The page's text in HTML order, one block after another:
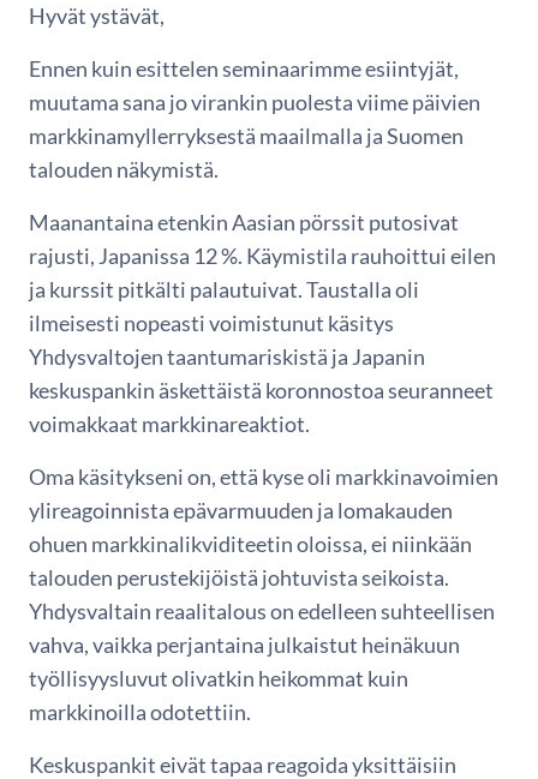
Hyvät ystävät,
Ennen kuin esittelen seminaarimme esiintyjät,
muutama sana jo virankin puolesta viime päivien
markkinamyllerryksestä maailmalla ja Suomen
talouden näkymistä.
Maanantaina etenkin Aasian pörssit putosivat
rajusti, Japanissa 12 %. Käymistila rauhoittui eilen
ja kurssit pitkälti palautuivat. Taustalla oli
ilmeisesti nopeasti voimistunut käsitys
Yhdysvaltojen taantumariskistä ja Japanin
keskuspankin äskettäistä koronnostoa seuranneet
voimakkaat markkinareaktiot.
Oma käsitykseni on, että kyse oli markkinavoimien
ylireagoinnista epävarmuuden ja lomakauden
ohuen markkinalikviditeetin oloissa, ei niinkään
talouden perustekijöistä johtuvista seikoista.
Yhdysvaltain reaalitalous on edelleen suhteellisen
vahva, vaikka perjantaina julkaistut heinäkuun
työllisyysluvut olivatkin heikommat kuin
markkinoilla odotettiin.
Keskuspankit eivät tapaa reagoida yksittäisiin